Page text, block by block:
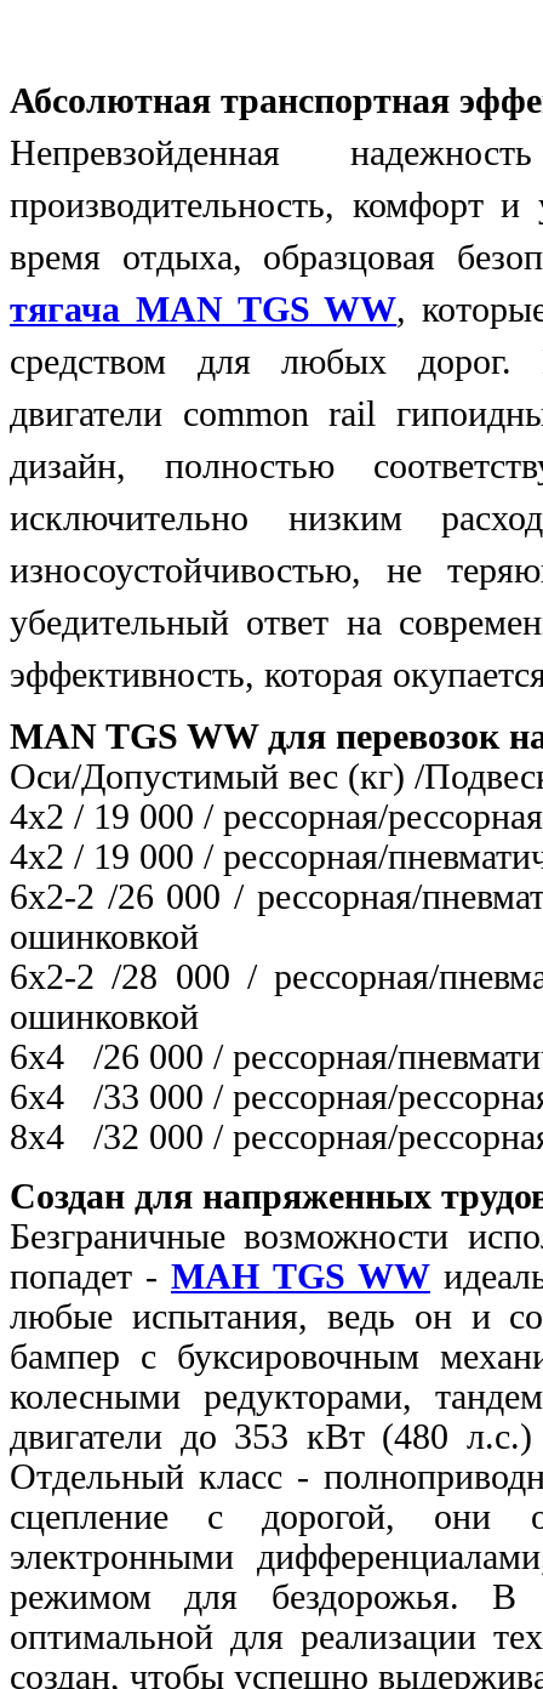
Абсолютная транспортная
Непревзойденная
производительность, комфорт
время отдыха, образцовая
тягача MAN TGS WW,
средством для любых
двигатели common rail
дизайн, полностью
исключительно низким
износоустойчивостью, не
убедительный ответ на
эффективность, которая
MAN TGS WW для перевозок
Оси/Допустимый вес (кг) /
4х2 / 19 000 / рессорная/рессорная
4х2 / 19 000 / рессорная/
6х2-2 /26 000 / рессорная/
ошинковкой
6х2-2 /28 000 / рессорная/
ошинковкой
6х4 /26 000 / рессорная/
6х4 /33 000 / рессорная/
8х4 /32 000 / рессорная/
Создан для напряженных
Безграничные возможности
попадет - МАН TGS WW
любые испытания, ведь он и
бампер с буксировочным
колесными редукторами,
двигатели до 353 кВт (480
Отдельный класс -
сцепление с дорогой, они
электронными
режимом для бездорожья. В
оптимальной для реализации
создан, чтобы успешно